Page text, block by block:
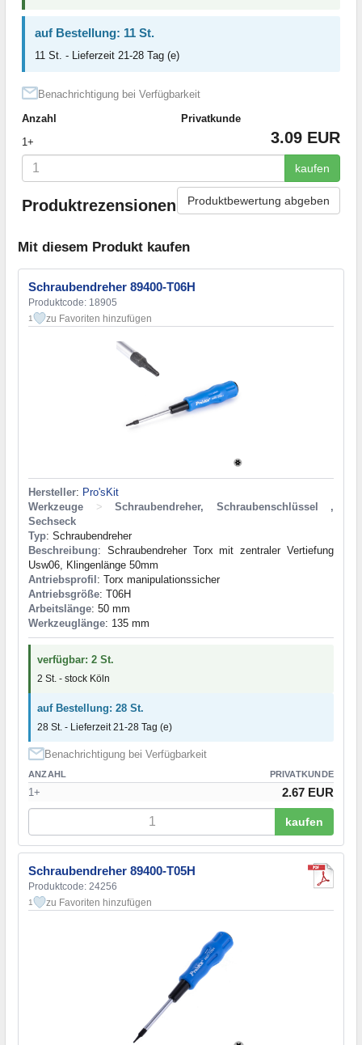
auf Bestellung: 11 St.
11 St. - Lieferzeit 21-28 Tag (e)
Benachrichtigung bei Verfügbarkeit
Anzahl
Privatkunde
1+
3.09 EUR
kaufen
Produktrezensionen Produktbewertung abgeben
Mit diesem Produkt kaufen
Schraubendreher 89400-T06H
Produktcode: 18905
1 zu Favoriten hinzufügen
Hersteller: Pro'sKit
Werkzeuge
>
Schraubendreher, Schraubenschlüssel ,
Sechseck
Typ: Schraubendreher
Beschreibung: Schraubendreher Torx mit zentraler Vertiefung
Usw06, Klingenlänge 50mm
Antriebsprofil : Torx manipulationssicher
Antriebsgröße: T06H
Arbeitslänge: 50 mm
Werkzeuglänge: 135 mm
verfügbar: 2 St.
2 St. - stock Köln
auf Bestellung: 28 St.
28 St. - Lieferzeit 21-28 Tag (e)
Benachrichtigung bei Verfügbarkeit
ANZAHL PRIVATKUNDE
1+ 2.67 EUR
kaufen
Schraubendreher 89400-T05H
Produktcode: 24256
1 zu Favoriten hinzufügen